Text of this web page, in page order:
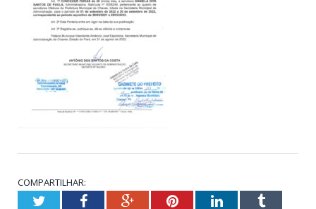
COMPARTILHAR:
TwitterFacebookGoogle+PinterestLinkedInTumblr